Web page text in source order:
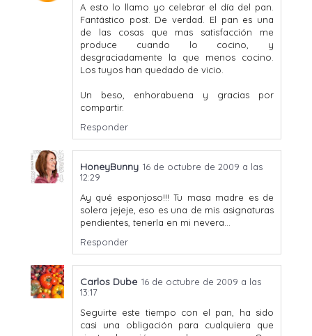
A esto lo llamo yo celebrar el día del pan.
Fantástico post. De verdad. El pan es una
de las cosas que mas satisfacción me
produce cuando lo cocino, y
desgraciadamente la que menos cocino.
Los tuyos han quedado de vicio.
Un beso, enhorabuena y gracias por
compartir.
Responder
HoneyBunny 16 de octubre de 2009 a las
12:29
Ay qué esponjoso!!! Tu masa madre es de
solera jejeje, eso es una de mis asignaturas
pendientes, tenerla en mi nevera...
Responder
Carlos Dube 16 de octubre de 2009 a las
13:17
Seguirte este tiempo con el pan, ha sido
casi una obligación para cualquiera que